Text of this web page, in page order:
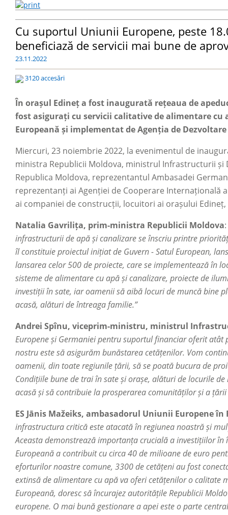
Cu suportul Uniunii Europene, peste
beneficiază de servicii mai bune de
23.11.2022
3120 accesări
În orașul Edineț a fost inaugurată rețeaua de
fost asigurați cu servicii calitative de alimentare
Europeană și implementat de Agenția de Dezvoltare
Miercuri, 23 noiembrie 2022, la evenimentul de
ministra Republicii Moldova, ministrul Infrastructurii
Republica Moldova, reprezentantul Ambasadei
reprezentanți ai Agenției de Cooperare Internațională
ai companiei de construcții, locuitori ai orașului
Natalia Gavrilița, prim-ministra Republicii Moldova:
infrastructurii de apă și canalizare se înscriu printre
îl constituie proiectul inițiat de Guvern - Satul European,
lansarea celor 500 de proiecte, care se implementează în
sisteme de alimentare cu apă și canalizare, proiecte de
investiții în sate, iar oamenii să aibă locuri de muncă bine
acasă, alături de întreaga familie.”
Andrei Spînu, viceprim-ministru, ministrul
Europene și Germaniei pentru suportul financiar oferit
nostru este să asigurăm bunăstarea cetățenilor. Vom
oamenii, din toate regiunile țării, să se poată bucura de
Condițiile bune de trai în sate și orașe, alături de locurile
acasă și să contribuie la prosperarea comunităților și a țării
ES Jānis Mažeiks, ambasadorul Uniunii Europene
infrastructura critică este atacată în regiunea noastră și
Aceasta demonstrează importanța crucială a investițiilor
Europeană a contribuit cu circa 40 de milioane de euro
eforturilor noastre comune, 3300 de cetățeni au fost
extinsă de alimentare cu apă va oferi cetățenilor o
Europeană, doresc să încurajez autoritățile Republicii
europene. O mai bună gestionare a apei este o parte